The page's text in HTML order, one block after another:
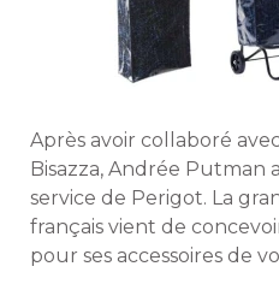
Après avoir collaboré
Bisazza, Andrée Putman
service de Perigot. La
français vient de
pour ses accessoires de